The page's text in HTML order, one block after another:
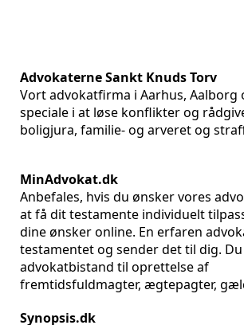
Advokaterne Sankt Knuds Torv
Vort advokatfirma i Aarhus, Aalborg
speciale i at løse konflikter og
boligjura, familie- og arveret og
MinAdvokat.dk
Anbefales, hvis du ønsker vores
at få dit testamente individuelt
dine ønsker online. En erfaren
testamentet og sender det til dig.
advokatbistand til oprettelse af
fremtidsfuldmagter, ægtepagter,
Synopsis.dk